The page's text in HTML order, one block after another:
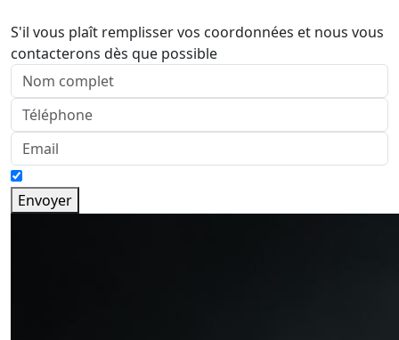
S'il vous plaît remplisser vos coordonnées et nous vous
contacterons dès que possible
Envoyer